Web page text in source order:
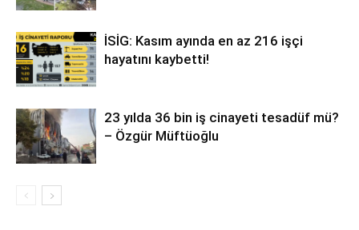
İSİG: Kasım ayında en az 216 işçi
hayatını kaybetti!
23 yılda 36 bin iş cinayeti tesadüf mü?
– Özgür Müftüoğlu